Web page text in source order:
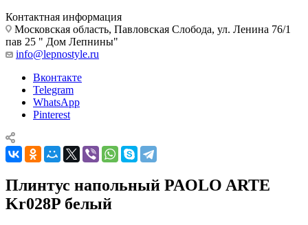
Контактная информация
Московская область, Павловская Слобода, ул. Ленина 76/1
пав 25 " Дом Лепнины"
info@lepnostyle.ru
Вконтакте
Telegram
WhatsApp
Pinterest
Плинтус напольный PAOLO ARTE
Kr028P белый